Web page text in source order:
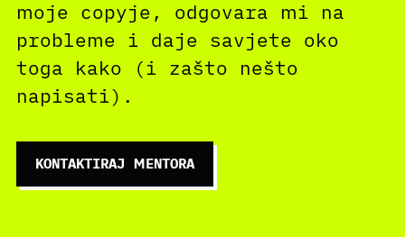
moje copyje, odgovara mi na
probleme i daje savjete oko
toga kako (i zašto nešto
napisati).
KONTAKTIRAJ MENTORA